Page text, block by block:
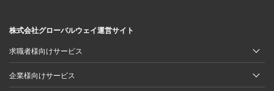
株式会社グローバルウェイ運営サイト
求職者様向けサービス
企業様向けサービス